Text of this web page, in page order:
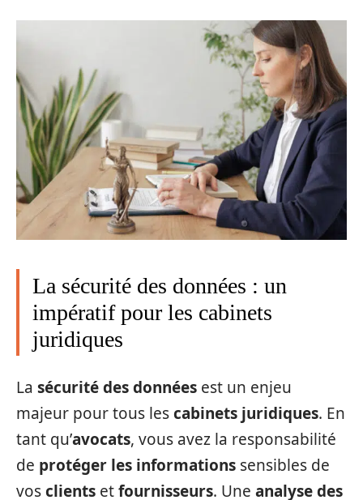
La sécurité des données : un
impératif pour les cabinets
juridiques
La sécurité des données est un enjeu
majeur pour tous lescabinets juridiques. En
tant qu’avocats, vous avez la responsabilité
de protéger les informations sensibles de
vosclients etfournisseurs. Une analyse des